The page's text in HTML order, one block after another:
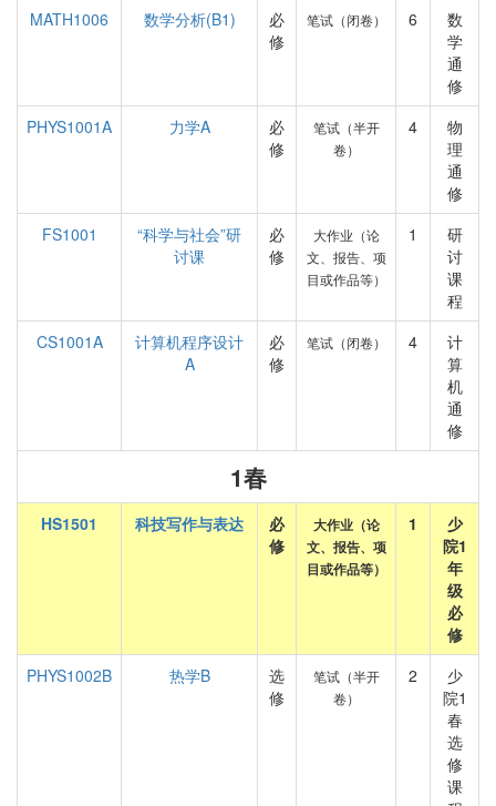
MATH1006
数学分析(B1)
必
修
笔试（闭卷） 6
数
学
通
修
PHYS1001A
力学A
必
修
笔试（半开
卷）
4
物
理
通
修
FS1001
“科学与社会”研
讨课
必
修
大作业（论
文、报告、项
目或作品等）
1
研
讨
课
程
CS1001A
计算机程序设计
A
必
修
笔试（闭卷） 4
计
算
机
通
修
1春
HS1501 科技写作与表达
必
修
大作业（论
文、报告、项
目或作品等）
1
少
院1
年
级
必
修
PHYS1002B
热学B
选
修
笔试（半开
卷）
2
少
院1
春
选
修
课